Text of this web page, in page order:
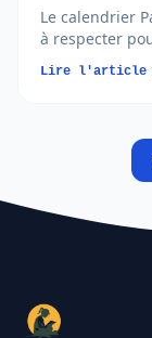
Le calendrier
à respecter
répondre aux
permet
Lire l'article